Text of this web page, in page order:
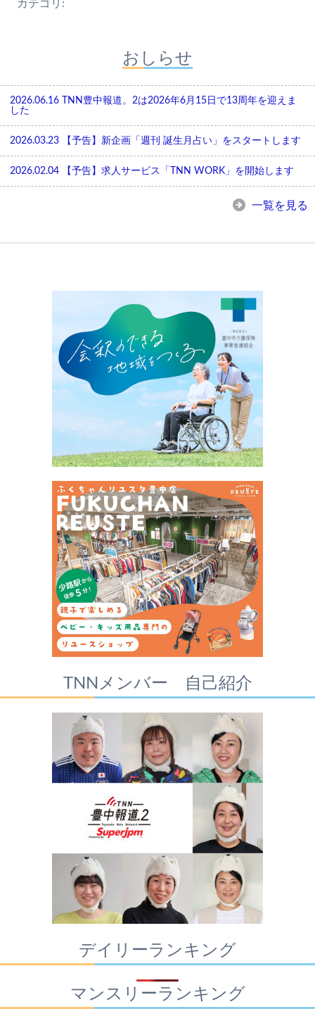
カテゴリ:
おしらせ
2026.06.16
TNN豊中報道。2は2026年6月15日で13周年を迎えま
した
2026.03.23 【予告】新企画「週刊 誕生月占い」をスタートします
2026.02.04 【予告】求人サービス「TNN WORK」を開始します
一覧を見る
TNNメンバー 自己紹介
デイリーランキング
マンスリーランキング